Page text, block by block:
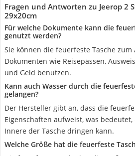
Fragen und Antworten zu Jeerop 2
29x20cm
Für welche Dokumente kann die
genutzt werden?
Sie können die feuerfeste Tasche
Dokumenten wie Reisepässen,
und Geld benutzen.
Kann auch Wasser durch die
gelangen?
Der Hersteller gibt an, dass die
Eigenschaften aufweist, was
Innere der Tasche dringen kann.
Welche Größe hat die feuerfeste